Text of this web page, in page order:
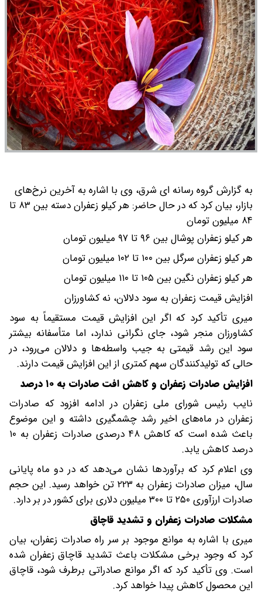
به گزارش گروه رسانه ای شرق، وی با اشاره به آخرین نرخ‌های
بازار، بیان کرد که در حال حاضر:
هر کیلو زعفران دسته بین ۸۳ تا
۸۴ میلیون تومان
هر کیلو زعفران پوشال بین ۹۶ تا ۹۷ میلیون تومان
هر کیلو زعفران سرگل بین ۱۰۰ تا ۱۰۲ میلیون تومان
هر کیلو زعفران نگین بین ۱۰۵ تا ۱۱۰ میلیون تومان
افزایش قیمت زعفران به سود دلالان، نه کشاورزان
میری تأکید کرد که اگر این افزایش قیمت مستقیماً به سود
کشاورزان منجر شود، جای نگرانی ندارد، اما متأسفانه بیشتر
سود این رشد قیمتی به جیب واسطه‌ها و دلالان می‌رود، در
حالی که تولیدکنندگان سهم کمتری از این افزایش قیمت دارند.
افزایش صادرات زعفران و کاهش افت صادرات به ۱۰ درصد
نایب رئیس شورای ملی زعفران در ادامه افزود که صادرات
زعفران در ماه‌های اخیر رشد چشمگیری داشته و این موضوع
باعث شده است که کاهش ۴۸ درصدی صادرات زعفران به ۱۰
درصد کاهش یابد.
وی اعلام کرد که برآوردها نشان می‌دهد که در دو ماه پایانی
سال، میزان صادرات زعفران به ۲۲۳ تن خواهد رسید. این حجم
صادرات ارزآوری ۲۵۰ تا ۳۰۰ میلیون دلاری برای کشور در بر دارد.
مشکلات صادرات زعفران و تشدید قاچاق
میری با اشاره به موانع موجود بر سر راه صادرات زعفران، بیان
کرد که وجود برخی مشکلات باعث تشدید قاچاق زعفران شده
است. وی تأکید کرد که اگر موانع صادراتی برطرف شود، قاچاق
این محصول کاهش پیدا خواهد کرد.